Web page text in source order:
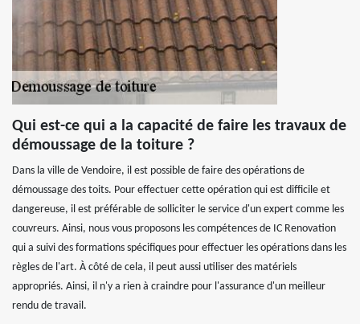
Qui est-ce qui a la capacité de faire les travaux de
démoussage de la toiture ?
Dans la ville de Vendoire, il est possible de faire des opérations de
démoussage des toits. Pour effectuer cette opération qui est difficile et
dangereuse, il est préférable de solliciter le service d'un expert comme les
couvreurs. Ainsi, nous vous proposons les compétences de IC Renovation
qui a suivi des formations spécifiques pour effectuer les opérations dans les
règles de l'art. À côté de cela, il peut aussi utiliser des matériels
appropriés. Ainsi, il n'y a rien à craindre pour l'assurance d'un meilleur
rendu de travail.